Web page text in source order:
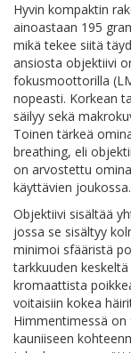
Hyvin kompaktin
ainoastaan 195
mikä tekee siitä
ansiosta objektiivi
fokusmoottorilla
nopeasti. Korkean
säilyy sekä
Toinen tärkeä
breathing, eli
on arvostettu
käyttävien joukossa.
Objektiivi sisältää
jossa se sisältyy
minimoi sfääristä
tarkkuuden
kromaattista
voitaisiin kokea
Himmentimessä
kauniiseen